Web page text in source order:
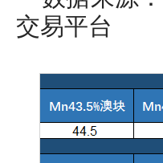
交易平台